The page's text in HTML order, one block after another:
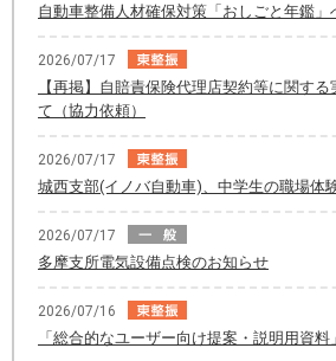
自動車整備人材確保対策「おしごと年鑑」
2026/07/17
【再掲】自賠責保険代理店契約等に関す
て（協力依頼）
2026/07/17
城西支部(イノバ自動車)、中学生の職場体
2026/07/17
多摩支所電気設備点検のお知らせ
2026/07/16
「総合的なユーザー向け提案・説明用資